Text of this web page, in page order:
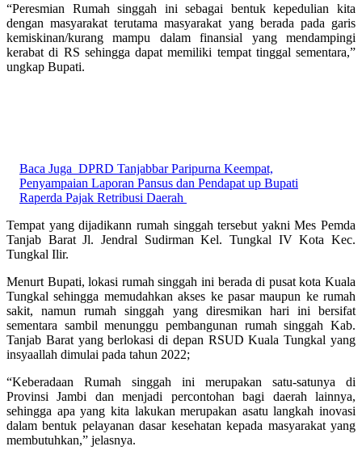
“Peresmian Rumah singgah ini sebagai bentuk kepedulian kita
dengan masyarakat terutama masyarakat yang berada pada garis
kemiskinan/kurang mampu dalam finansial yang mendampingi
kerabat di RS sehingga dapat memiliki tempat tinggal sementara,”
ungkap Bupati.
Baca Juga DPRD Tanjabbar Paripurna Keempat,
Penyampaian Laporan Pansus dan Pendapat up Bupati
Raperda Pajak Retribusi Daerah
Tempat yang dijadikann rumah singgah tersebut yakni Mes Pemda
Tanjab Barat Jl. Jendral Sudirman Kel. Tungkal IV Kota Kec.
Tungkal Ilir.
Menurt Bupati, lokasi rumah singgah ini berada di pusat kota Kuala
Tungkal sehingga memudahkan akses ke pasar maupun ke rumah
sakit, namun rumah singgah yang diresmikan hari ini bersifat
sementara sambil menunggu pembangunan rumah singgah Kab.
Tanjab Barat yang berlokasi di depan RSUD Kuala Tungkal yang
insyaallah dimulai pada tahun 2022;
“Keberadaan Rumah singgah ini merupakan satu-satunya di
Provinsi Jambi dan menjadi percontohan bagi daerah lainnya,
sehingga apa yang kita lakukan merupakan asatu langkah inovasi
dalam bentuk pelayanan dasar kesehatan kepada masyarakat yang
membutuhkan,” jelasnya.